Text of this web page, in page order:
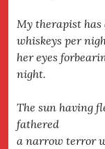
My therapist
whiskeys per
her eyes
night.
The sun having
fathered
a narrow terror